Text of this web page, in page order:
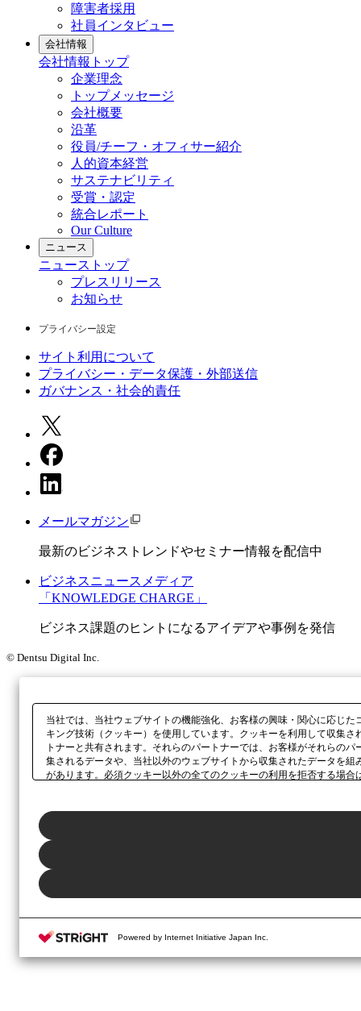
障害者採用
社員インタビュー
会社情報
会社情報 トップ
企業理念
トップメッセージ
会社概要
沿革
役員/チーフ・オフィサー紹介
人的資本経営
サステナビリティ
受賞・認定
統合レポート
Our Culture
ニュース
ニュース トップ
プレスリリース
お知らせ
プライバシー設定
サイト利用について
プライバシー・データ保護・外部送信
ガバナンス・社会的責任
メールマガジン
最新のビジネストレンドやセミナー情報を配信中
ビジネスニュースメディア
「KNOWLEDGE CHARGE」
ビジネス課題のヒントになるアイデアや事例を発信
© Dentsu Digital Inc.
当社では、当社ウェブサイトの機能強化、お客様の興味・関心に応じ
キング技術（クッキー）を使用しています。クッキーを利用して収集
トナーと共有されます。それらのパートナーでは、お客様がそれらの
集されるデータや、当社以外のウェブサイトから収集されたデータを
があります。必須クッキー以外の全てのクッキーの利用を拒否する場
Powered by Internet Initiative Japan Inc.